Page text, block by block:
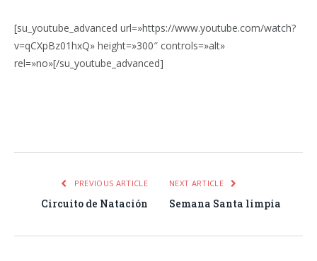
[su_youtube_advanced url=»https://www.youtube.com/watch?
v=qCXpBz01hxQ» height=»300″ controls=»alt»
rel=»no»[/su_youtube_advanced]
PREVIOUS ARTICLE
Circuito de Natación
NEXT ARTICLE
Semana Santa limpia